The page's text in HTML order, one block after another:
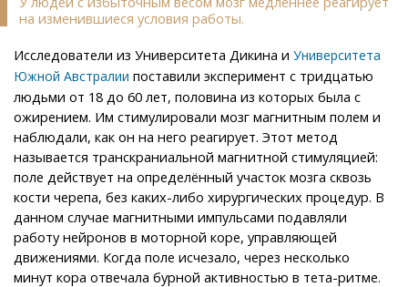
на изменившиеся условия работы.
Исследователи из Университета Дикина и Университета
Южной Австралии поставили эксперимент с тридцатью
людьми от 18 до 60 лет, половина из которых была с
ожирением. Им стимулировали мозг магнитным полем и
наблюдали, как он на него реагирует. Этот метод
называется транскраниальной магнитной стимуляцией:
поле действует на определённый участок мозга сквозь
кости черепа, без каких-либо хирургических процедур. В
данном случае магнитными импульсами подавляли
работу нейронов в моторной коре, управляющей
движениями. Когда поле исчезало, через несколько
минут кора отвечала бурной активностью в тета-ритме.